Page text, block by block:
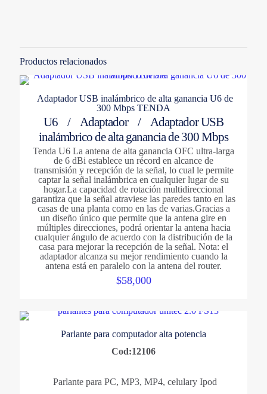
Productos relacionados
Adaptador USB inalámbrico de alta ganancia U6 de
300 Mbps TENDA
U6 / Adaptador/ Adaptador USB
inalámbrico de alta ganancia de 300 Mbps
Tenda U6 La antena de alta ganancia OFC ultra-larga
de 6 dBi establece un récord en alcance de
transmisión y recepción de la señal, lo cual le permite
captar la señal inalámbrica en cualquier lugar de su
hogar.La capacidad de rotación multidireccional
garantiza que la señal atraviese las paredes tanto en las
casas de una planta como en las de varias.Gracias a
un diseño único que permite que la antena gire en
múltiples direcciones, podrá orientar la antena hacia
cualquier ángulo de acuerdo con la distribución de la
casa para mejorar la recepción de la señal. Nota: el
adaptador alcanza su mejor rendimiento cuando la
antena está en paralelo con la antena del router.
$58,000
Parlante para computador alta potencia
Cod:12106
Parlante para PC, MP3, MP4, celulary Ipod